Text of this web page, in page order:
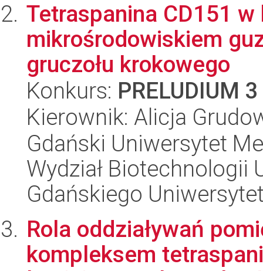
Tetraspanina CD151
mikrośrodowiskiem
gruczołu krokowego
Konkurs: PRELUDIUM 3
Kierownik: Alicja
Gdański Uniwersytet
Wydział Biotechnologii
Gdańskiego
Rola oddziaływań
kompleksem